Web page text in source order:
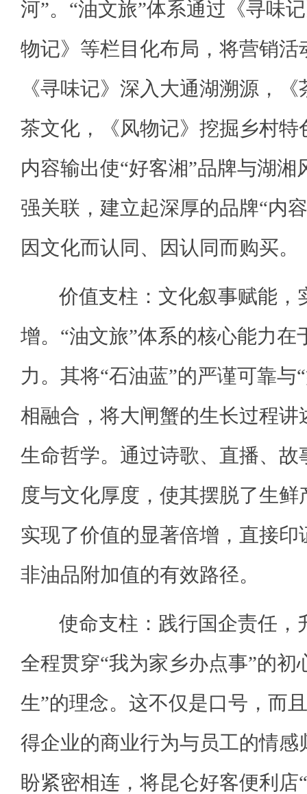
河”。“油文旅”体系通过《寻味
物记》等栏目化布局，将营销活
《寻味记》深入大通湖溯源，
茶文化，《风物记》挖掘乡村特
内容输出使“好客湘”品牌与湖
强关联，建立起深厚的品牌“内
因文化而认同、因认同而购买。
价值支柱：文化叙事赋能，
增。“油文旅”体系的核心能力在
力。其将“石油蓝”的严谨可靠与
相融合，将大闸蟹的生长过程讲
生命哲学。通过诗歌、直播、故
度与文化厚度，使其摆脱了生
实现了价值的显著倍增，直接
非油品附加值的有效路径。
使命支柱：践行国企责任，
全程贯穿“我为家乡办点事”的初
生”的理念。这不仅是口号，而
得企业的商业行为与员工的情感
盼紧密相连，将昆仑好客便利店